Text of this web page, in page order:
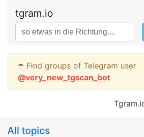
tgram.io
☂️ Find groups of Telegram user
@very_new_tgscan_bot
All topics